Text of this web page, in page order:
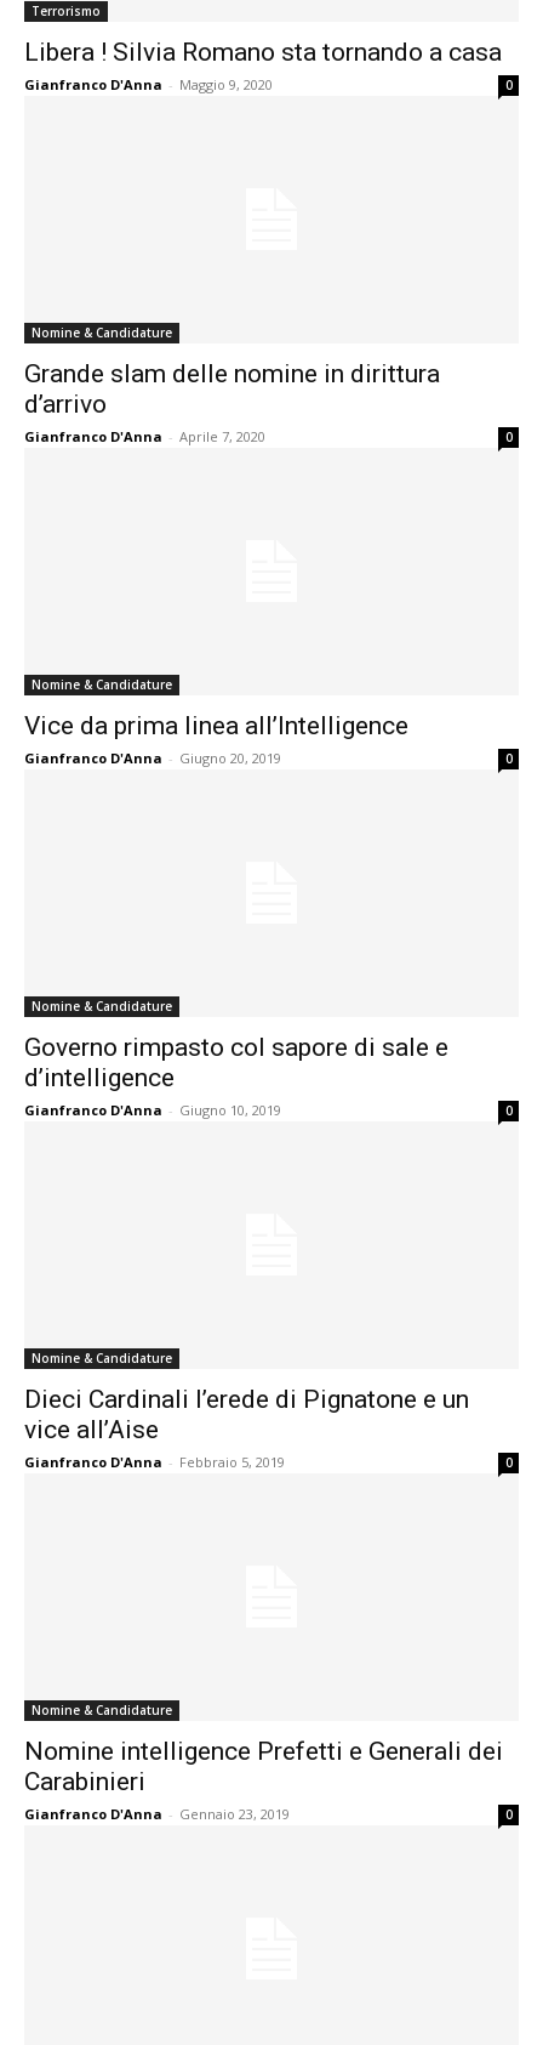
Terrorismo
Libera ! Silvia Romano sta tornando a casa
Gianfranco D'Anna - Maggio 9, 2020 0
Nomine & Candidature
Grande slam delle nomine in dirittura
d’arrivo
Gianfranco D'Anna - Aprile 7, 2020 0
Nomine & Candidature
Vice da prima linea all’Intelligence
Gianfranco D'Anna - Giugno 20, 2019 0
Nomine & Candidature
Governo rimpasto col sapore di sale e
d’intelligence
Gianfranco D'Anna - Giugno 10, 2019 0
Nomine & Candidature
Dieci Cardinali l’erede di Pignatone e un
vice all’Aise
Gianfranco D'Anna - Febbraio 5, 2019 0
Nomine & Candidature
Nomine intelligence Prefetti e Generali dei
Carabinieri
Gianfranco D'Anna - Gennaio 23, 2019 0